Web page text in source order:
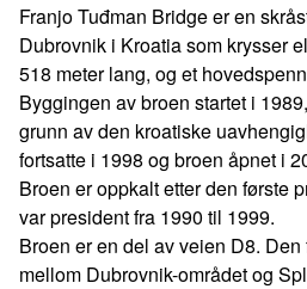
Franjo Tuđman Bridge er en
Dubrovnik i Kroatia som krysser
518 meter lang, og et
Byggingen av broen startet i
grunn av den kroatiske
fortsatte i 1998 og broen åpnet i
Broen er oppkalt etter den første
var president fra 1990 til 1999.
Broen er en del av veien D8.
mellom Dubrovnik-området og